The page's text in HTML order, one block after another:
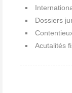
Dossiers
Acutalités